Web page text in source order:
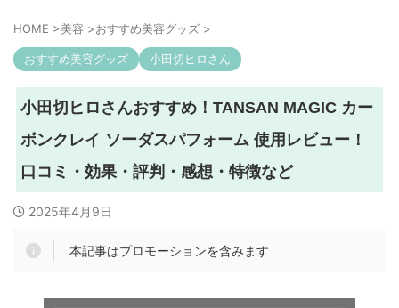
HOME >美容 >おすすめ美容グッズ >
おすすめ美容グッズ 小田切ヒロさん
小田切ヒロさんおすすめ！TANSAN MAGIC カー
ボンクレイ ソーダスパフォーム 使用レビュー！
口コミ・効果・評判・感想・特徴など
2025年4月9日
本記事はプロモーションを含みます